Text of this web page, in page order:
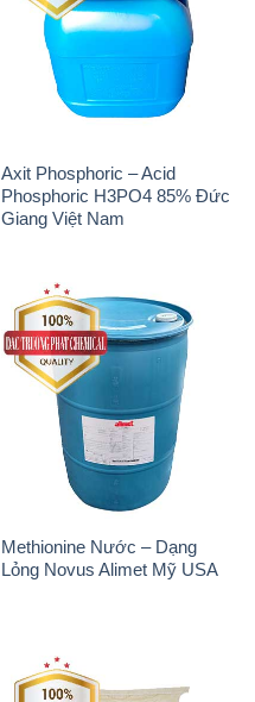
Axit Phosphoric – Acid
Phosphoric H3PO4 85% Đức
Giang Việt Nam
Methionine Nước – Dạng
Lỏng Novus Alimet Mỹ USA